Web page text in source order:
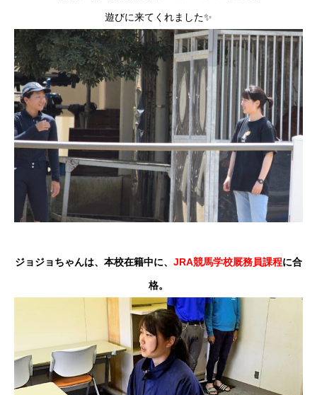
遊びに来てくれました✨
ジョジョちゃんは、本校在籍中に、 JRA競馬学校厩務員課程に合
格。